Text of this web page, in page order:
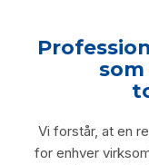
Vi forstår, at en
for enhver